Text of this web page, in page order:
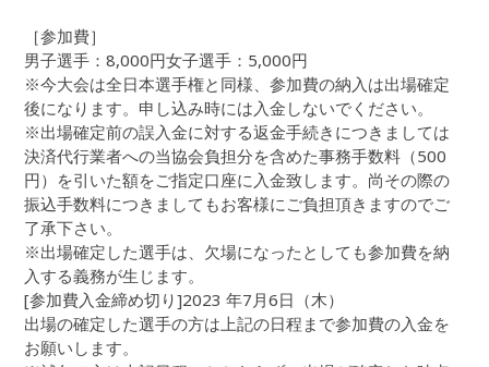
［参加費］
男子選手：8,000円女子選手：5,000円
※今大会は全日本選手権と同様、参加費の納入は出場確定
後になります。申し込み時には入金しないでください。
※出場確定前の誤入金に対する返金手続きにつきましては
決済代行業者への当協会負担分を含めた事務手数料（500
円）を引いた額をご指定口座に入金致します。尚その際の
振込手数料につきましてもお客様にご負担頂きますのでご
了承下さい。
※出場確定した選手は、欠場になったとしても参加費を納
入する義務が生じます。
[参加費入金締め切り]2023 年7月6日（木）
出場の確定した選手の方は上記の日程まで参加費の入金を
お願いします。